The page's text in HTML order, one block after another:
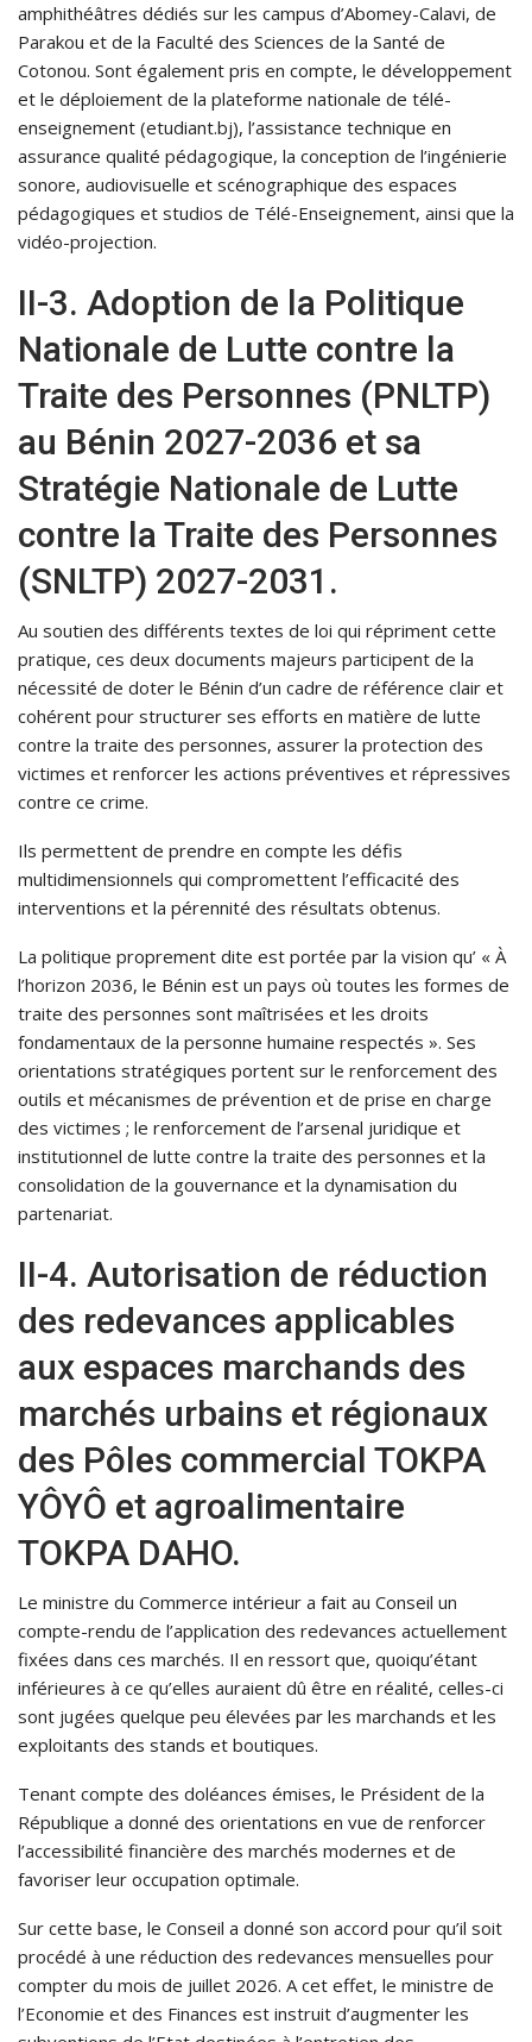
amphithéâtres dédiés sur les campus d’Abomey-Calavi, de
Parakou et de la Faculté des Sciences de la Santé de
Cotonou. Sont également pris en compte, le développement
et le déploiement de la plateforme nationale de télé-
enseignement (etudiant.bj), l’assistance technique en
assurance qualité pédagogique, la conception de l’ingénierie
sonore, audiovisuelle et scénographique des espaces
pédagogiques et studios de Télé-Enseignement, ainsi que la
vidéo-projection.
II-3. Adoption de la Politique
Nationale de Lutte contre la
Traite des Personnes (PNLTP)
au Bénin 2027-2036 et sa
Stratégie Nationale de Lutte
contre la Traite des Personnes
(SNLTP) 2027-2031.
Au soutien des différents textes de loi qui répriment cette
pratique, ces deux documents majeurs participent de la
nécessité de doter le Bénin d’un cadre de référence clair et
cohérent pour structurer ses efforts en matière de lutte
contre la traite des personnes, assurer la protection des
victimes et renforcer les actions préventives et répressives
contre ce crime.
Ils permettent de prendre en compte les défis
multidimensionnels qui compromettent l’efficacité des
interventions et la pérennité des résultats obtenus.
La politique proprement dite est portée par la vision qu’ « À
l’horizon 2036, le Bénin est un pays où toutes les formes de
traite des personnes sont maîtrisées et les droits
fondamentaux de la personne humaine respectés ». Ses
orientations stratégiques portent sur le renforcement des
outils et mécanismes de prévention et de prise en charge
des victimes ; le renforcement de l’arsenal juridique et
institutionnel de lutte contre la traite des personnes et la
consolidation de la gouvernance et la dynamisation du
partenariat.
II-4. Autorisation de réduction
des redevances applicables
aux espaces marchands des
marchés urbains et régionaux
des Pôles commercial TOKPA
YÔYÔ et agroalimentaire
TOKPA DAHO.
Le ministre du Commerce intérieur a fait au Conseil un
compte-rendu de l’application des redevances actuellement
fixées dans ces marchés. Il en ressort que, quoiqu’étant
inférieures à ce qu’elles auraient dû être en réalité, celles-ci
sont jugées quelque peu élevées par les marchands et les
exploitants des stands et boutiques.
Tenant compte des doléances émises, le Président de la
République a donné des orientations en vue de renforcer
l’accessibilité financière des marchés modernes et de
favoriser leur occupation optimale.
Sur cette base, le Conseil a donné son accord pour qu’il soit
procédé à une réduction des redevances mensuelles pour
compter du mois de juillet 2026. A cet effet, le ministre de
l’Economie et des Finances est instruit d’augmenter les